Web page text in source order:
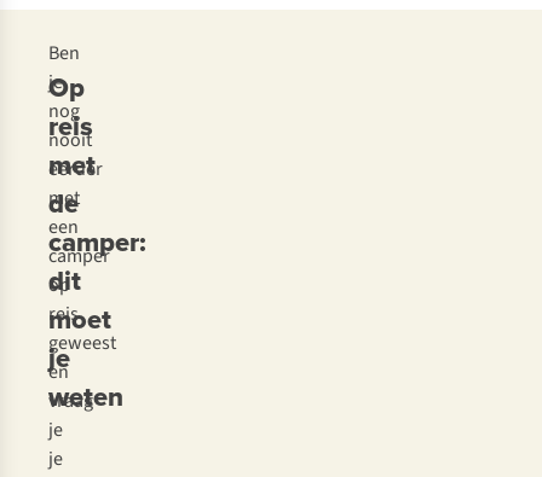
Op
reis
met
de
camper:
dit
moet
je
weten
Ben
je
nog
nooit
eerder
met
een
camper
op
reis
geweest
en
vraag
je
je